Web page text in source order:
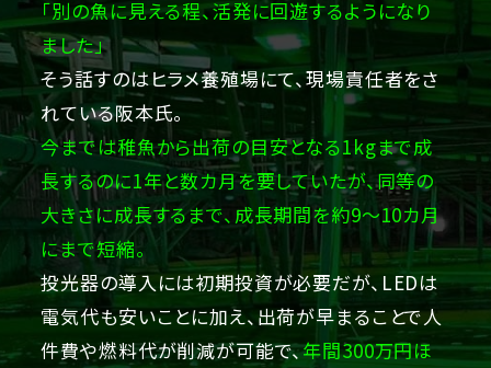
「別の魚に見える程、活発に回遊するようになり
ました」
そう話すのはヒラメ養殖場にて、現場責任者をさ
れている阪本氏。
今までは稚魚から出荷の目安となる1kgまで成
長するのに1年と数カ月を要していたが、同等の
大きさに成長するまで、成長期間を約9～10カ月
にまで短縮。
投光器の導入には初期投資が必要だが、LEDは
電気代も安いことに加え、出荷が早まることで人
件費や燃料代が削減が可能で、年間300万円ほ